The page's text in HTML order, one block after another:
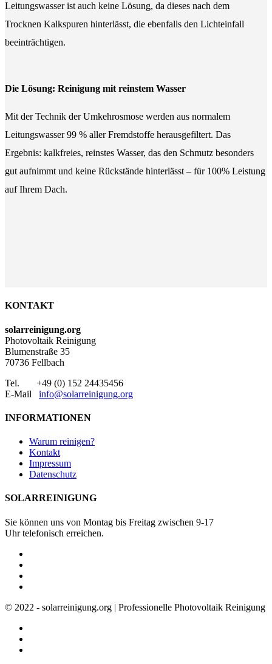
Leitungswasser ist auch keine Lösung, da dieses nach dem
Trocknen Kalkspuren hinterlässt, die ebenfalls den Lichteinfall
beeinträchtigen.
Die Lösung: Reinigung mit reinstem Wasser
Mit der Technik der Umkehrosmose werden aus normalem
Leitungswasser 99 % aller Fremdstoffe herausgefiltert. Das
Ergebnis: kalkfreies, reinstes Wasser, das den Schmutz besonders
gut aufnimmt und keine Rückstände hinterlässt – für 100% Leistung
auf Ihrem Dach.
KONTAKT
solarreinigung.org
Photovoltaik Reinigung
Blumenstraße 35
70736 Fellbach
Tel. +49 (0) 152 24435456
E-Mail info@solarreinigung.org
INFORMATIONEN
Warum reinigen?
Kontakt
Impressum
Datenschutz
SOLARREINIGUNG
Sie können uns von Montag bis Freitag zwischen 9-17
Uhr telefonisch erreichen.
© 2022 - solarreinigung.org | Professionelle Photovoltaik Reinigung